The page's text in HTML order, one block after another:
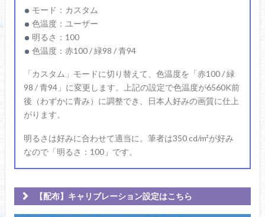
モード：カスタム
色温度：ユーザー
明るさ：100
色温度：赤100 / 緑98 / 青94
「カスタム」モードに切り替えて、色温度を「赤100 / 緑
98 / 青94」に変更します。上記の設定で色温度が6560K前
後（わずかに青み）に調整でき、日本人好みの画質に仕上
がります。
明るさは好みに合わせて適当に。筆者は350 cd/m²が好み
なので「明るさ：100」です。
【配布】キャリブレーション設定はこちら